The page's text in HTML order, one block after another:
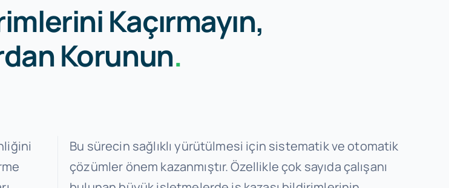
Kaçırmayın,
Korunun.
Bu sürecin sağlıklı yürütülmesi için sistematik ve otomatik
çözümler önem kazanmıştır. Özellikle çok sayıda çalışanı